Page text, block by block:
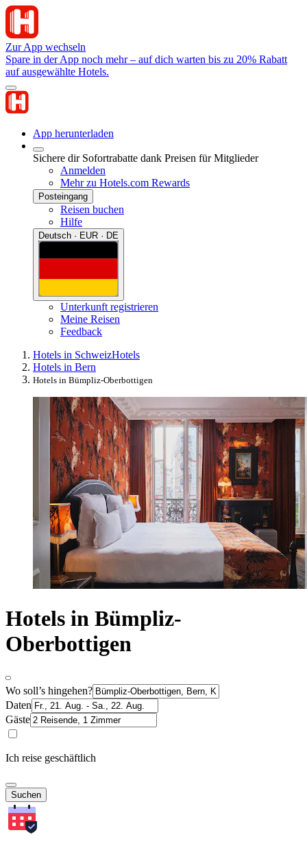
Zur App wechseln
Spare in der App noch mehr – auf dich warten bis zu 20% Rabatt
auf ausgewählte Hotels.
App herunterladen
Sichere dir Sofortrabatte dank Preisen für Mitglieder
Anmelden
Mehr zu Hotels.com Rewards
Posteingang
Reisen buchen
Hilfe
Deutsch · EUR · DE
Unterkunft registrieren
Meine Reisen
Feedback
Hotels in SchweizHotels
Hotels in Bern
Hotels in Bümpliz-Oberbottigen
Hotels in Bümpliz-
Oberbottigen
Wo soll’s hingehen?
Daten
Gäste
Ich reise geschäftlich
Suchen